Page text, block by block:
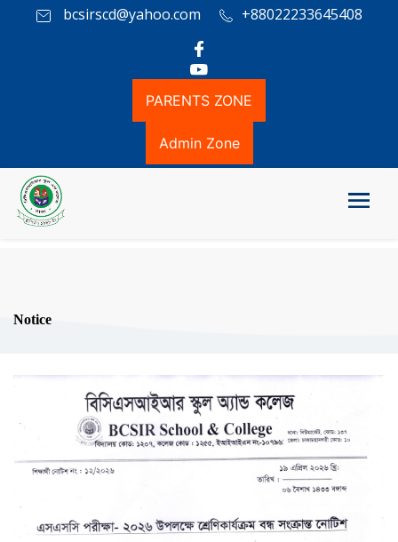
bcsirscd@yahoo.com +88022233645408
PARENTS ZONE
Admin Zone
Notice